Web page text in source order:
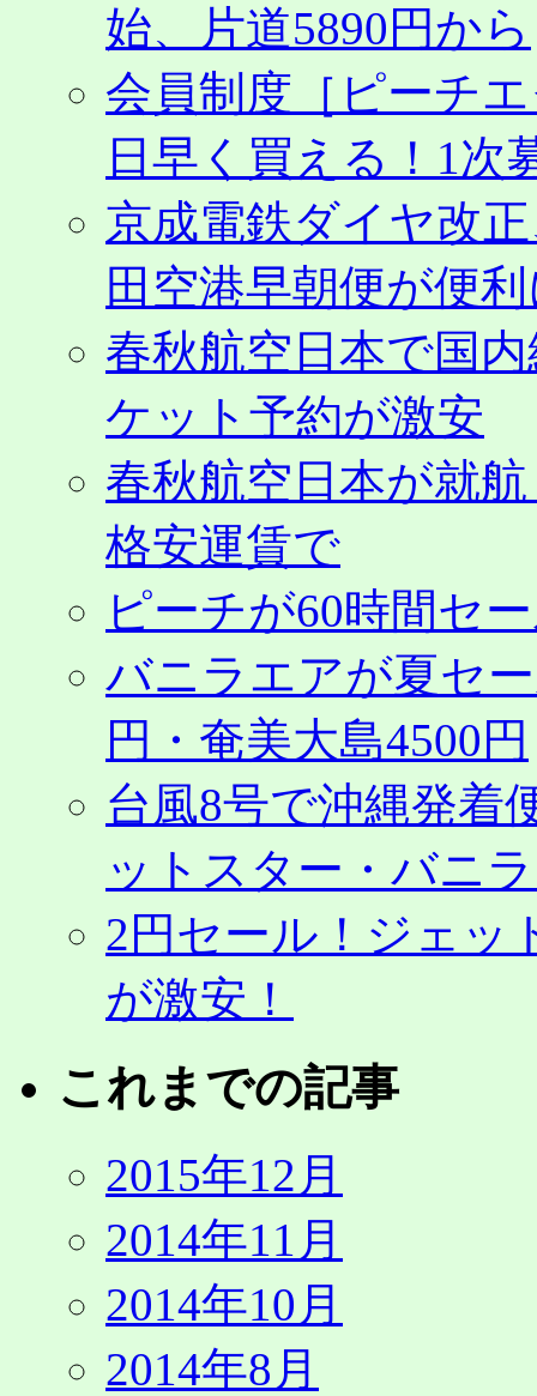
始、片道5890円から
会員制度［ピーチ
日早く買える！1次
京成電鉄ダイヤ改
田空港早朝便が便
春秋航空日本で国
ケット予約が激安
春秋航空日本が就
格安運賃で
ピーチが60時間セ
バニラエアが夏セ
円・奄美大島4500円
台風8号で沖縄発着
ットスター・バニ
2円セール！ジェッ
が激安！
これまでの記事
2015年12月
2014年11月
2014年10月
2014年8月